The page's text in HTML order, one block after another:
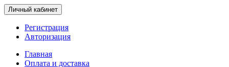
Личный кабинет
Регистрация
Авторизация
Главная
Оплата и доставка